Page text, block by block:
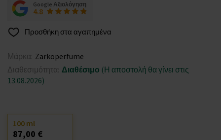
Google Αξιολόγηση
4.8
Προσθήκη στα αγαπημένα
Μάρκα: Zarkoperfume
Διαθεσιμότητα: Διαθέσιμο (Η αποστολή θα γίνει στις
13.08.2026)
100 ml
87,00 €